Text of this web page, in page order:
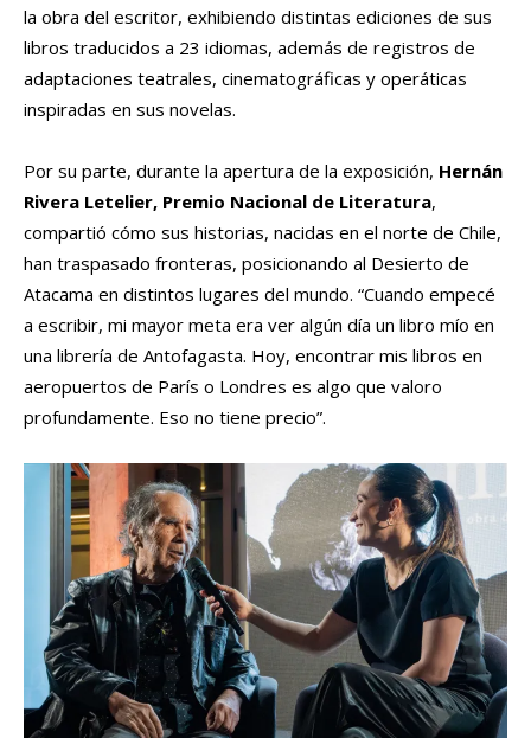
la obra del escritor, exhibiendo distintas ediciones de sus
libros traducidos a 23 idiomas, además de registros de
adaptaciones teatrales, cinematográficas y operáticas
inspiradas en sus novelas.
Por su parte, durante la apertura de la exposición, Hernán
Rivera Letelier, Premio Nacional de Literatura,
compartió cómo sus historias, nacidas en el norte de Chile,
han traspasado fronteras, posicionando al Desierto de
Atacama en distintos lugares del mundo. “Cuando empecé
a escribir, mi mayor meta era ver algún día un libro mío en
una librería de Antofagasta. Hoy, encontrar mis libros en
aeropuertos de París o Londres es algo que valoro
profundamente. Eso no tiene precio”.